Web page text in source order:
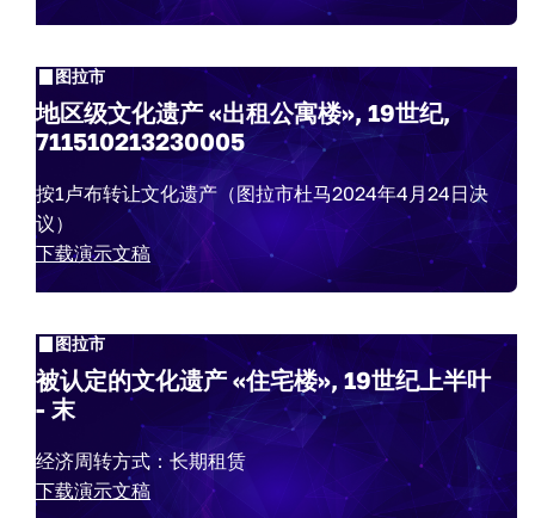
图拉市
地区级文化遗产 «出租公寓楼», 19世纪,
711510213230005
按1卢布转让文化遗产（图拉市杜马2024年4月24日决
议）
下载演示文稿
图拉市
被认定的文化遗产 «住宅楼», 19世纪上半叶
- 末
经济周转方式：长期租赁
下载演示文稿